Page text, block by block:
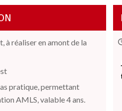
à réaliser en amont de la
pratique,permettant
AMLS, valable 4 ans.